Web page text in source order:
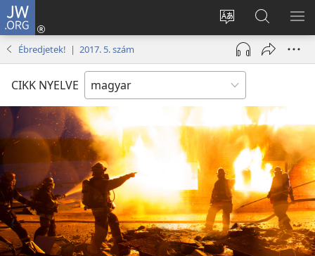
JW.ORG
Oldal
nyelvének
megváltoztatása
Bejelentkezés
(opens
window)
Keresés
a jw.org
honlapon
Ébredjetek! | 2017. 5. szám
CIKK NYELVE